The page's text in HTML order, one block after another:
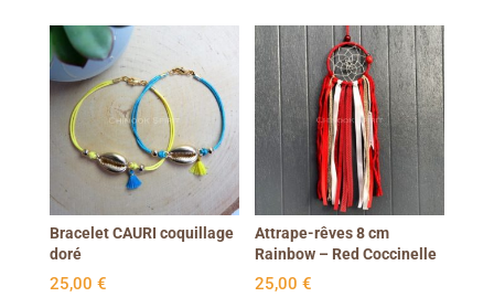
Bracelet CAURI coquillage
doré
25,00 €
Attrape-rêves 8 cm
Rainbow – Red Coccinelle
25,00€